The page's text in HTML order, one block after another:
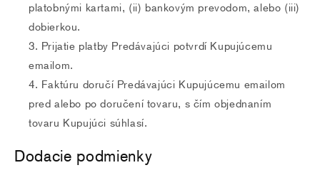
platobnými kartami, (ii) bankovým prevodom, alebo (iii)
dobierkou.
Prijatie platby Predávajúci potvrdí Kupujúcemu
emailom.
Faktúru doručí Predávajúci Kupujúcemu emailom
pred alebo po doručení tovaru, s čím objednaním
tovaru Kupujúci súhlasí.
Dodacie podmienky